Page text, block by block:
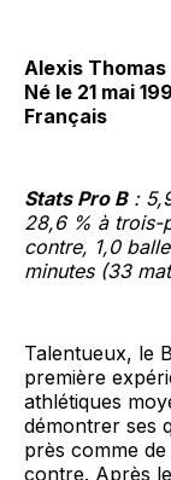
Alexis Thomas
Né le 21 mai
Français
Stats Pro B:
28,6 % à trois-
contre, 1,0
minutes (33
Talentueux, le
première
athlétiques
démontrer ses
près comme
contre. Après